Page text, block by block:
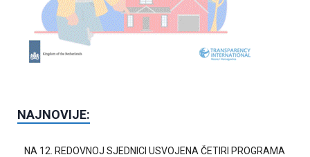
NAJNOVIJE:
NA 12. REDOVNOJ SJEDNICI USVOJENA ČETIRI PROGRAMA